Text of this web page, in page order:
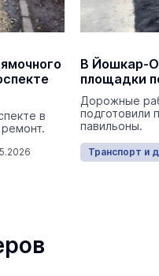
в
В Йошкар-
площадки
Дорожные
подготовили
павильоны.
Транспорт и